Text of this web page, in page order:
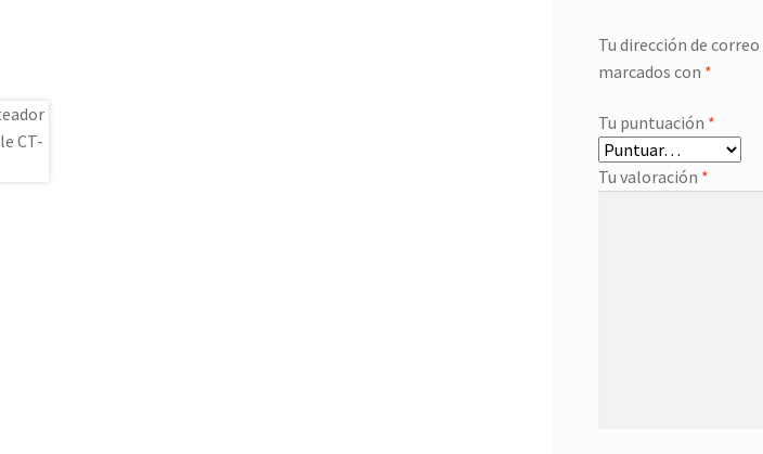
Tu dirección de
marcados con *
Tu puntuación *
Tu valoración *